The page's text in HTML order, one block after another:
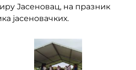
Јасеновац, на празник
јасеновачких.